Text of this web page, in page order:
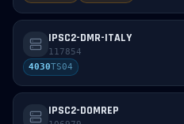
IPSC2-DMR-ITALY
117854
4030TS04
IPSC2-DOMREP